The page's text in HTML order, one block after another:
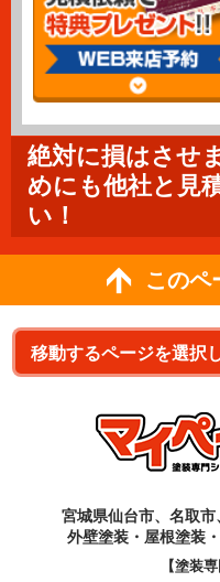
絶対に損はさせ
めにも他社と見
い！
このペ
宮城県仙台市、名取
外壁塗装・屋根塗装
【塗装